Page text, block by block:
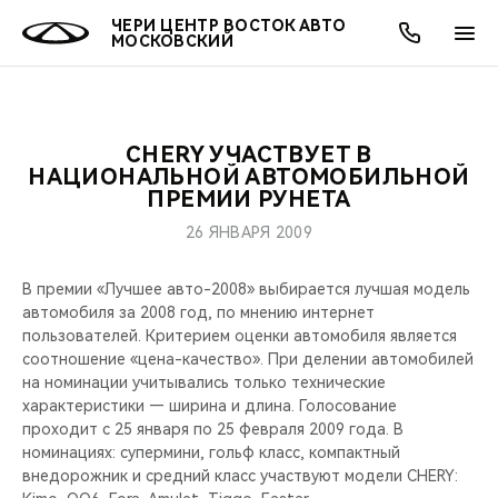
ЧЕРИ ЦЕНТР ВОСТОК АВТО
МОСКОВСКИЙ
МОДЕЛИ
КРОССОВЕРЫ
СЕДАНЫ
НОВИНКИ
ПОКУПАТЕЛЯМ
ВЛАДЕЛЬЦАМ
ПОДДЕРЖКА
CHERY CONNECT
МИР CHERY
CHERY В СОЦСЕТЯХ
ЛЮДИ CHERY
АКЦИИ
ОНЛАЙН СЕРВИСЫ
О КОМПАНИИ
CHERY УЧАСТВУЕТ В
НАЦИОНАЛЬНОЙ АВТОМОБИЛЬНОЙ
ПРЕМИИ РУНЕТА
26 ЯНВАРЯ 2009
В премии «Лучшее авто-2008» выбирается лучшая модель
автомобиля за 2008 год, по мнению интернет
пользователей. Критерием оценки автомобиля является
соотношение «цена-качество». При делении автомобилей
на номинации учитывались только технические
характеристики — ширина и длина. Голосование
проходит с 25 января по 25 февраля 2009 года. В
номинациях: супермини, гольф класс, компактный
внедорожник и средний класс участвуют модели CHERY: